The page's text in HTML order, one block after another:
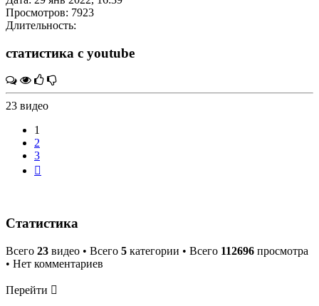
Просмотров: 7923
Длительность:
статистика с youtube
23 видео
1
2
3
Статистика
Всего 23 видео • Всего 5 категории • Всего 112696 просмотра
• Нет комментариев
Перейти